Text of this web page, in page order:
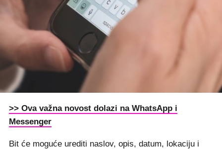
>> Ova važna novost dolazi na WhatsApp i
Messenger
Bit će moguće urediti naslov, opis, datum, lokaciju i